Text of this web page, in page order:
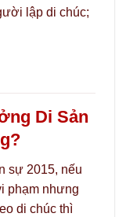
lập di chúc;
Di Sản
sự 2015, nếu
phạm nhưng
di chúc thì